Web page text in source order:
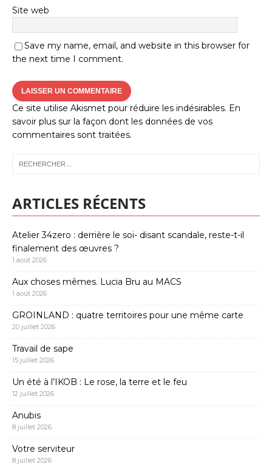
Site web
Save my name, email, and website in this browser for
the next time I comment.
Ce site utilise Akismet pour réduire les indésirables. En
savoir plus sur la façon dont les données de vos
commentaires sont traitées.
ARTICLES RÉCENTS
Atelier 34zero : derrière le soi- disant scandale, reste-t-il
finalement des œuvres ?
1 août 2026
Aux choses mêmes. Lucia Bru au MACS
1 août 2026
GROINLAND : quatre territoires pour une même carte
20 juillet 2026
Travail de sape
15 juillet 2026
Un été à l’IKOB : Le rose, la terre et le feu
12 juillet 2026
Anubis
8 juillet 2026
Votre serviteur
8 juillet 2026